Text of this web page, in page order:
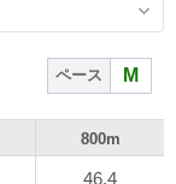
ペース M
800m
46.4